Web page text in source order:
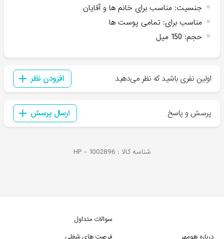
جنسیت: مناسب برای خانم ها و آقایان
مناسب برای: تمامی پوست ها
حجم: 150 میل
اولین نفری باشید که نظر می‌دهید افزودن نظر
پرسش و پاسخ ارسال پرسش
شناسه کالا : HP - 1002896
درباره هومهر
سوالات متداول
فرصت های شغلی